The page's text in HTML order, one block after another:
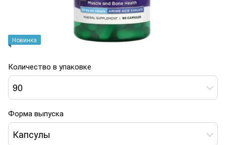
Новинка
Количество в упаковке
90
Форма выпуска
Капсулы